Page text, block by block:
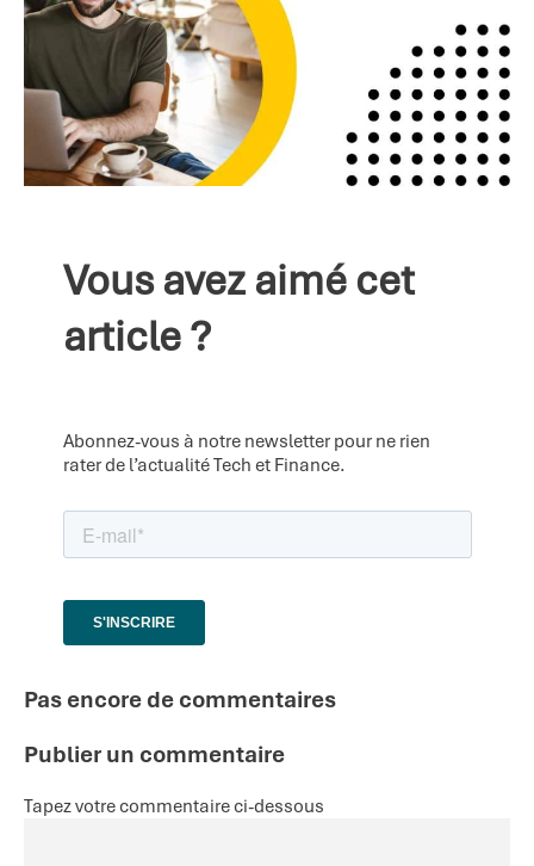
Vous avez aimé cet
article ?
Abonnez-vous à notre newsletter pour ne rien
rater de l’actualité Tech et Finance.
Pas encore de commentaires
Publier un commentaire
Tapez votre commentaire ci-dessous